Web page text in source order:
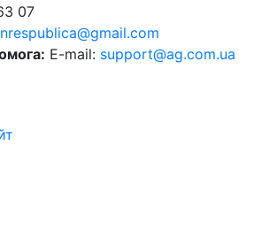
07
E-mail: support@ag.com.ua